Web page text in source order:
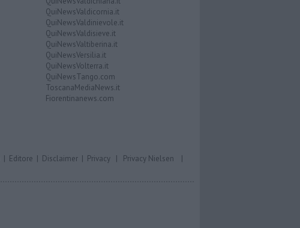
QuiNewsValdicornia.it
QuiNewsValdinievole.it
QuiNewsValdisieve.it
QuiNewsValtiberina.it
QuiNewsVersilia.it
QuiNewsVolterra.it
QuiNewsTango.com
ToscanaMediaNews.it
Fiorentinanews.com
| Editore | Disclaimer | Privacy | Privacy Nielsen |